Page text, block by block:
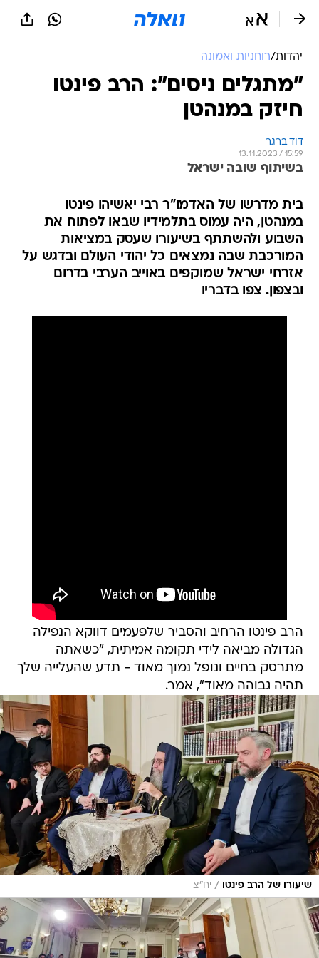
יהדות/רוחניות ואמונה
"מתגלים ניסים": הרב פינטו
חיזק במנהטן
דוד ברגר
13.11.2023 / 15:59
בשיתוף שובה ישראל
בית מדרשו של האדמו"ר רבי יאשיהו פינטו
במנהטן, היה עמוס בתלמידיו שבאו לפתוח את
השבוע ולהשתתף בשיעורו שעסק במציאות
המורכבת שבה נמצאים כל יהודי העולם ובדגש על
אזרחי ישראל שמוקפים באוייב הערבי בדרום
ובצפון. צפו בדבריו
הרב פינטו הרחיב והסביר שלפעמים דווקא הנפילה
הגדולה מביאה לידי תקומה אמיתית, "כשאתה
מתרסק בחיים ונופל נמוך מאוד - תדע שהעלייה שלך
תהיה גבוהה מאוד", אמר.
שיעורו של הרב פינטו / יח"צ